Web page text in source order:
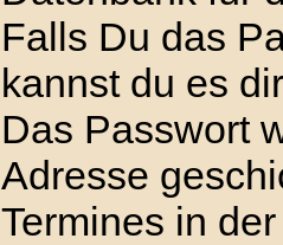
Falls Du das
kannst du es
Das Passwort
Adresse
Termines in